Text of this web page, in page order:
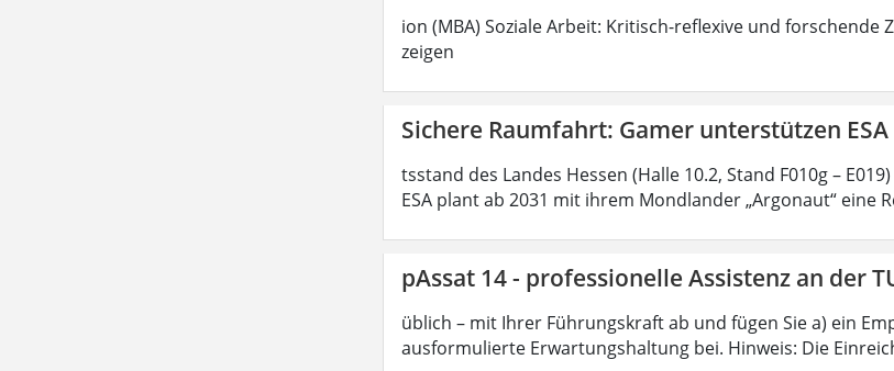
ion (MBA) Soziale Arbeit: Kritisch-reflexive und forschende
zeigen
Sichere Raumfahrt: Gamer unterstützen
tsstand des Landes Hessen (Halle 10.2, Stand F010g –
ESA plant ab 2031 mit ihrem Mondlander „Argonaut“ eine
pAssat 14 - professionelle Assistenz an der
üblich – mit Ihrer Führungskraft ab und fügen Sie a) ein
ausformulierte Erwartungshaltung bei. Hinweis: Die